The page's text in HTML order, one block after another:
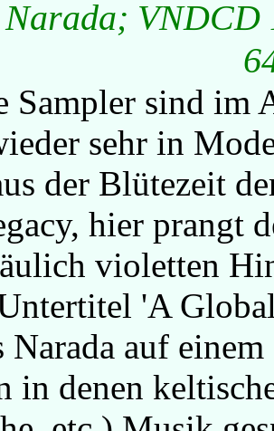
VNDCD
Sampler sind im
sehr in
der Blütezeit
hier prangt
violetten
'A
Narada auf
in denen